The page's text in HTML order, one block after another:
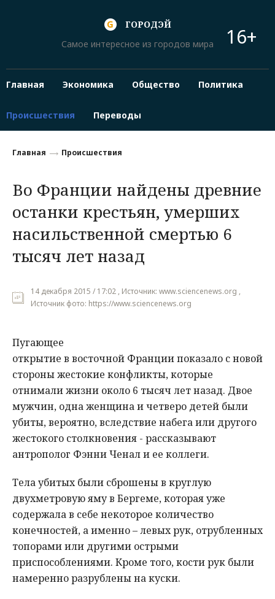
ГОРОДЭЙ
Самое интересное из городов мира
16+
Главная Экономика Общество Политика
Происшествия Переводы
Главная Происшествия
Во Франции найдены древние
останки крестьян, умерших
насильственной смертью 6
тысяч лет назад
14 декабря 2015 / 17:02 , Источник: www.sciencenews.org ,
Источник фото: https://www.sciencenews.org
Пугающее
открытие в восточной Франции показало с новой
стороны жестокие конфликты, которые
отнимали жизни около 6 тысяч лет назад. Двое
мужчин, одна женщина и четверо детей были
убиты, вероятно, вследствие набега или другого
жестокого столкновения - рассказывают
антрополог Фэнни Ченал и ее коллеги.
Тела убитых были сброшены в круглую
двухметровую яму в Бергеме, которая уже
содержала в себе некоторое количество
конечностей, а именно – левых рук, отрубленных
топорами или другими острыми
приспособлениями. Кроме того, кости рук были
намеренно разрублены на куски.